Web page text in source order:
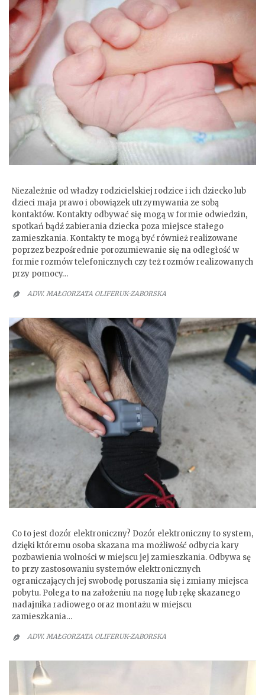
Niezależnie od władzy rodzicielskiej rodzice i ich dziecko lub
dzieci maja prawo i obowiązek utrzymywania ze sobą
kontaktów. Kontakty odbywać się mogą w formie odwiedzin,
spotkań bądź zabierania dziecka poza miejsce stałego
zamieszkania. Kontakty te mogą być również realizowane
poprzez bezpośrednie porozumiewanie się na odległość w
formie rozmów telefonicznych czy też rozmów realizowanych
przy pomocy…
 ADW. MAŁGORZATA OLIFERUK-ZABORSKA
Co to jest dozór elektroniczny? Dozór elektroniczny to system,
dzięki któremu osoba skazana ma możliwość odbycia kary
pozbawienia wolności w miejscu jej zamieszkania. Odbywa sę
to przy zastosowaniu systemów elektronicznych
ograniczających jej swobodę poruszania się i zmiany miejsca
pobytu. Polega to na założeniu na nogę lub rękę skazanego
nadajnika radiowego oraz montażu w miejscu
zamieszkania…
 ADW. MAŁGORZATA OLIFERUK-ZABORSKA